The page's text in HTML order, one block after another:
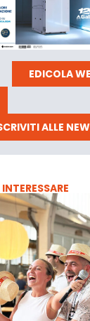
EDICOLA
ALLE